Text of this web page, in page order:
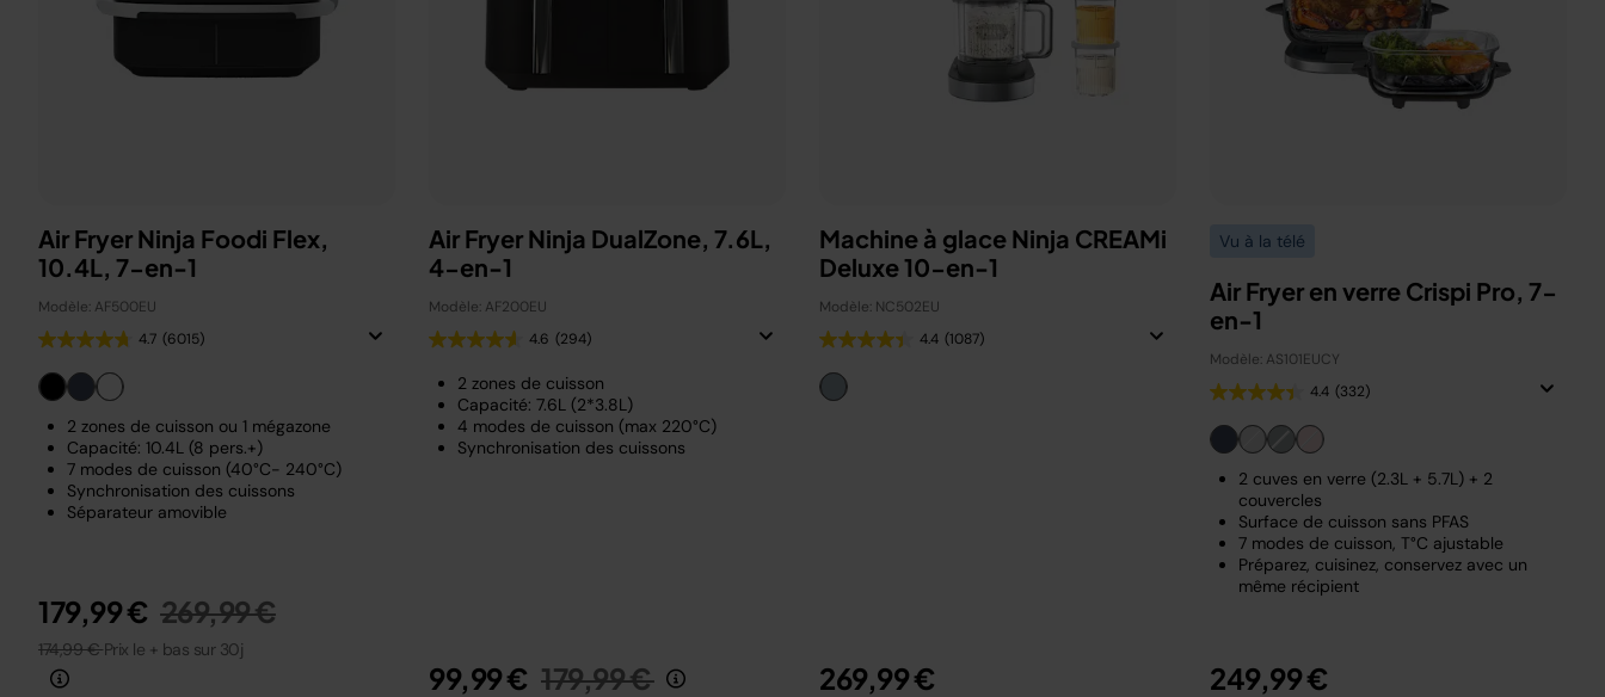
Air Fryer Ninja Foodi Flex,
10.4L, 7-en-1
Modèle: AF500EU
4.7 (6015)
2 zones de cuisson ou 1 mégazone
Capacité: 10.4L (8 pers.+)
7 modes de cuisson (40°C- 240°C)
Synchronisation des cuissons
Séparateur amovible
179,99 € Prix réduit de
269,99 €au
174,99 €Prix le + bas sur 30j
Air Fryer Ninja DualZone, 7.6L,
4-en-1
Modèle: AF200EU
4.6 (294)
2 zones de cuisson
Capacité: 7.6L (2*3.8L)
4 modes de cuisson (max 220°C)
Synchronisation des cuissons
99,99 € Prix réduit de
179,99 €au
Machine à glace Ninja CREAMi
Deluxe 10-en-1
Modèle: NC502EU
4.4 (1087)
269,99 €
Vu à la télé
Air Fryer en verre Crispi Pro, 7-
en-1
Modèle: AS101EUCY
4.4 (332)
2 cuves en verre (2.3L + 5.7L) + 2
couvercles
Surface de cuisson sans PFAS
7 modes de cuisson, T°C ajustable
Préparez, cuisinez, conservez avec un
même récipient
249,99 €